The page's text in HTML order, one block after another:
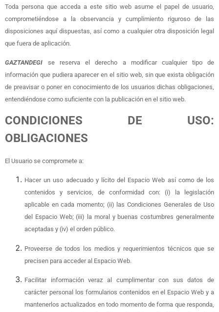
Toda persona que acceda a este sitio web asume el papel de usuario,
comprometiéndose a la observancia y cumplimiento riguroso de las
disposiciones aquí dispuestas, así como a cualquier otra disposición legal
que fuera de aplicación.
GAZTANDEGI
se reserva el derecho a modificar cualquier tipo de
información que pudiera aparecer en el sitio web, sin que exista obligación
de preavisar o poner en conocimiento de los usuarios dichas obligaciones,
entendiéndose como suficiente con la publicación en el sitio web.
CONDICIONES DE USO:
OBLIGACIONES
El Usuario se compromete a:
Hacer un uso adecuado y lícito del Espacio Web así como de los
contenidos y servicios, de conformidad con: (i) la legislación
aplicable en cada momento; (ii) las Condiciones Generales de Uso
del Espacio Web; (iii) la moral y buenas costumbres generalmente
aceptadas y (iv) el orden público.
Proveerse de todos los medios y requerimientos técnicos que se
precisen para acceder al Espacio Web.
Facilitar información veraz al cumplimentar con sus datos de
carácter personal los formularios contenidos en el Espacio Web y a
mantenerlos actualizados en todo momento de forma que responda,